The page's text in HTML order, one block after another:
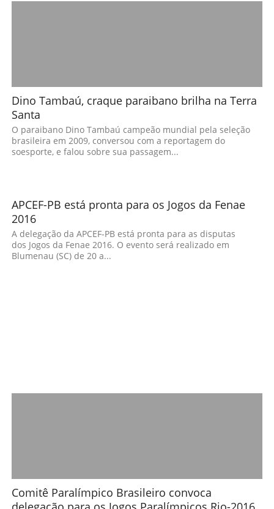
Dino Tambaú, craque paraibano brilha na Terra
Santa
O paraibano Dino Tambaú campeão mundial pela seleção
brasileira em 2009, conversou com a reportagem do
soesporte, e falou sobre sua passagem...
APCEF-PB está pronta para os Jogos da Fenae
2016
A delegação da APCEF-PB está pronta para as disputas
dos Jogos da Fenae 2016. O evento será realizado em
Blumenau (SC) de 20 a...
Comitê Paralímpico Brasileiro convoca